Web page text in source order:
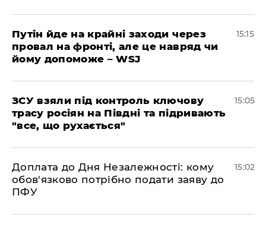
Путін йде на крайні заходи через
провал на фронті, але це навряд чи
йому допоможе – WSJ
15:15
ЗСУ взяли під контроль ключову
трасу росіян на Півдні та підривають
"все, що рухається"
15:05
Доплата до Дня Незалежності: кому
обов'язково потрібно подати заяву до
ПФУ
15:02